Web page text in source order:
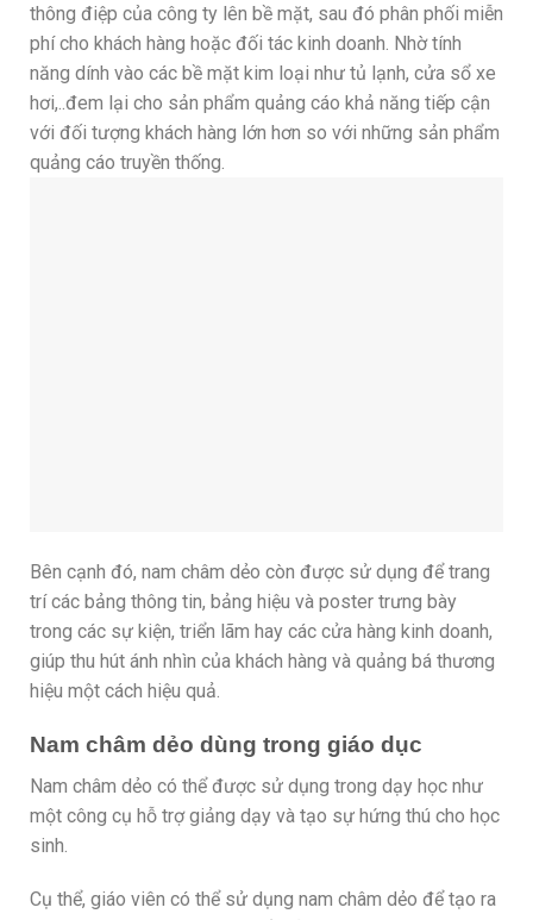
thông điệp của công ty lên bề mặt, sau đó phân phối miễn
phí cho khách hàng hoặc đối tác kinh doanh. Nhờ tính
năng dính vào các bề mặt kim loại như tủ lạnh, cửa sổ xe
hơi,..đem lại cho sản phẩm quảng cáo khả năng tiếp cận
với đối tượng khách hàng lớn hơn so với những sản phẩm
quảng cáo truyền thống.
Bên cạnh đó, nam châm dẻo còn được sử dụng để trang
trí các bảng thông tin, bảng hiệu và poster trưng bày
trong các sự kiện, triển lãm hay các cửa hàng kinh doanh,
giúp thu hút ánh nhìn của khách hàng và quảng bá thương
hiệu một cách hiệu quả.
Nam châm dẻo dùng trong giáo dục
Nam châm dẻo có thể được sử dụng trong dạy học như
một công cụ hỗ trợ giảng dạy và tạo sự hứng thú cho học
sinh.
Cụ thể, giáo viên có thể sử dụng nam châm dẻo để tạo ra